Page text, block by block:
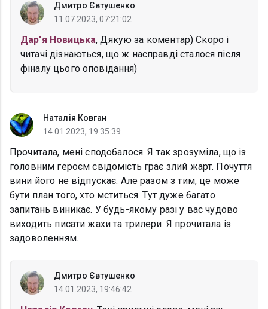
Дмитро Євтушенко
11.07.2023, 07:21:02
Дар'я Новицька, Дякую за коментар) Скоро і
читачі дізнаються, що ж насправді сталося після
фіналу цього оповідання)
Наталія Ковган
14.01.2023, 19:35:39
Прочитала, мені сподобалося. Я так зрозуміла, що із
головним героєм свідомість грає злий жарт. Почуття
вини його не відпускає. Але разом з тим, це може
бути план того, хто мститься. Тут дуже багато
запитань виникає. У будь-якому разі у вас чудово
виходить писати жахи та трилери. Я прочитала із
задоволенням.
Дмитро Євтушенко
14.01.2023, 19:46:42